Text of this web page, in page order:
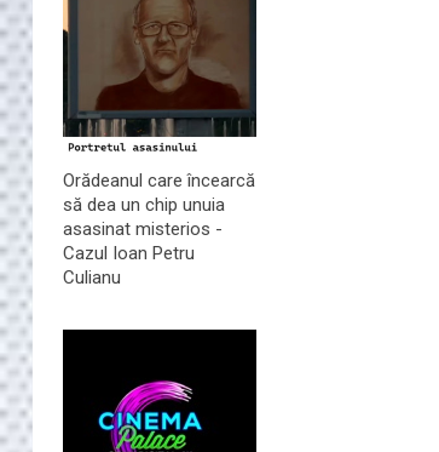
Orădeanul care încearcă
să dea un chip unuia
asasinat misterios -
Cazul Ioan Petru
Culianu